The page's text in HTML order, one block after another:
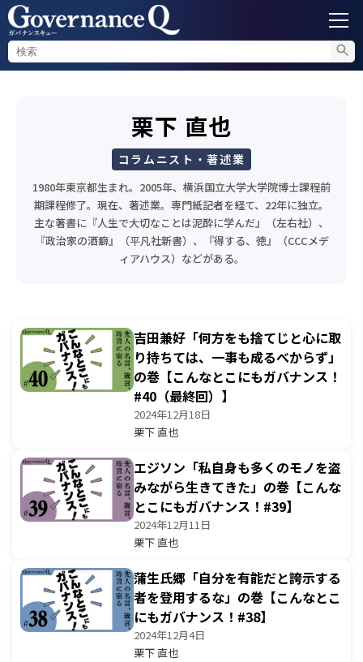
内部通報
コンプライアンス調査
不正対策
栗下 直也
コラムニスト・著述業
1980年東京都生まれ。2005年、横浜国立大学大学院博士課程前
期課程修了。現在、著述業。専門紙記者を経て、22年に独立。
主な著書に『人生で大切なことは泥酔に学んだ』（左右社）、
『政治家の酒癖』（平凡社新書）、『得する、徳』（CCCメデ
ィアハウス）などがある。
吉田兼好「何方をも捨てじと心に取
り持ちては、一事も成るべからず」
の巻【こんなとこにもガバナンス！
#40（最終回）】
2024年12月18日
栗下 直也
エジソン「私自身も多くのモノを盗
みながら生きてきた」の巻【こんな
とこにもガバナンス！#39】
2024年12月11日
栗下 直也
蒲生氏郷「自分を有能だと誇示する
者を登用するな」の巻【こんなとこ
にもガバナンス！#38】
2024年12月4日
栗下 直也